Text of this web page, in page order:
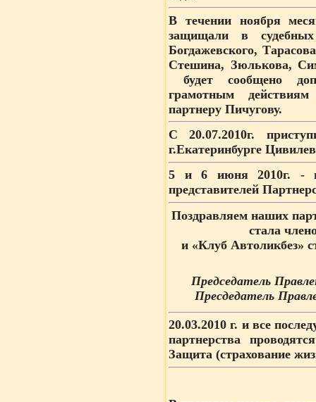
В течении ноября
защищали в судебных
Богдажевского,
Стешина, Зюлькова,
будет сообщено
грамотным
партнеру Пичугову.
С 20.07.2010г.
г.Екатеринбурге
5 и 6 июня 2010г. -
представителей
Поздравляем наших
стала
и «Клуб Автоликбез»
Председатель
Пресдедатель
20.03.2010 г. и все
партнерства
Защита (страхование